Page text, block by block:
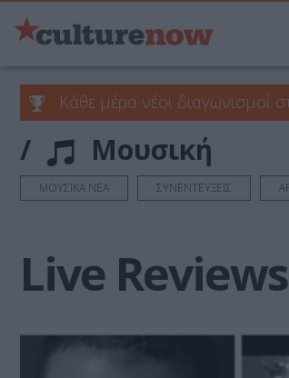
Κάθε μέρα νέοι διαγωνισμοί
/ Μουσική
ΜΟΥΣΙΚΑ ΝΕΑ ΣΥΝΕΝΤΕΥΞΕΙΣ
Live Reviews